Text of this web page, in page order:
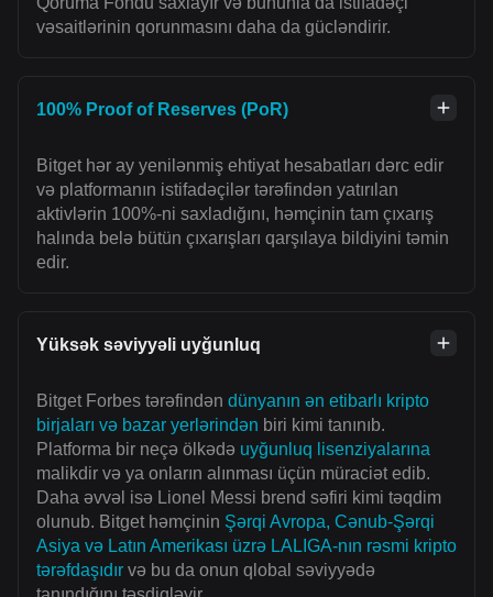
vəsaitlərinin qorunmasını daha da gücləndirir.
100% Proof of Reserves (PoR)
Bitget hər ay yenilənmiş ehtiyat hesabatları dərc edir
və platformanın istifadəçilər tərəfindən yatırılan
aktivlərin 100%-ni saxladığını, həmçinin tam çıxarış
halında belə bütün çıxarışları qarşılaya bildiyini təmin
edir.
Yüksək səviyyəli uyğunluq
Bitget Forbes tərəfindən dünyanın ən etibarlı kripto
birjaları və bazar yerlərindən biri kimi tanınıb.
Platforma bir neçə ölkədə uyğunluq lisenziyalarına
malikdir və ya onların alınması üçün müraciət edib.
Daha əvvəl isə Lionel Messi brend səfiri kimi təqdim
olunub. Bitget həmçinin Şərqi Avropa, Cənub-Şərqi
Asiya və Latın Amerikası üzrə LALIGA-nın rəsmi kripto
tərəfdaşıdır və bu da onun qlobal səviyyədə